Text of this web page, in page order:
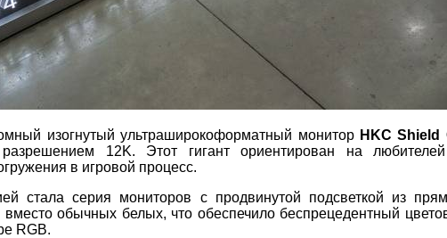
изогнутый ультраширокоформатный монитор HKC Shield
12K. Этот гигант ориентирован на
в игровой процесс.
стала серия мониторов с продвинутой подсветкой из
обычных белых, что обеспечило беспрецедентный
RGB.